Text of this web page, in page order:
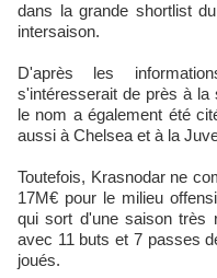
dans la grande shortlist
intersaison.
D'après les
s'intéresserait de près à la
le nom a également été
aussi à Chelsea et à la
Toutefois, Krasnodar ne
17M€ pour le milieu
qui sort d'une saison très
avec 11 buts et 7 passes
joués.